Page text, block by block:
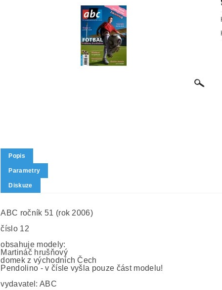
Popis
Parametry
Diskuze
ABC ročník 51 (rok 2006)
číslo 12
obsahuje modely:
Martináč hrušňový
domek z východních Čech
Pendolino - v čísle vyšla pouze část modelu!
vydavatel: ABC